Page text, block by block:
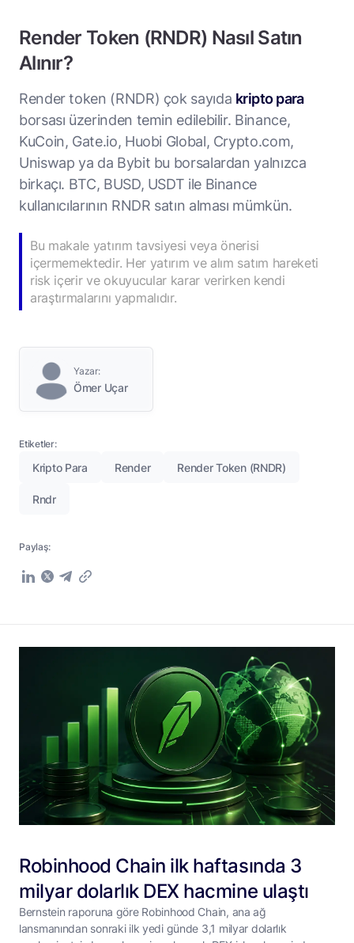
Paylaş:
Render Token (RNDR) Nasıl Satın
Alınır?
Render token (RNDR) çok sayıda kripto para
borsası üzerinden temin edilebilir. Binance,
KuCoin, Gate.io, Huobi Global, Crypto.com,
Uniswap ya da Bybit bu borsalardan yalnızca
birkaçı. BTC, BUSD, USDT ile Binance
kullanıcılarının RNDR satın alması mümkün.
Bu makale yatırım tavsiyesi veya önerisi
içermemektedir. Her yatırım ve alım satım hareketi
risk içerir ve okuyucular karar verirken kendi
araştırmalarını yapmalıdır.
Yazar:
Ömer Uçar
Etiketler:
Kripto Para Render Render Token (RNDR)
Rndr
Robinhood Chain ilk haftasında 3
milyar dolarlık DEX hacmine ulaştı
Bernstein raporuna göre Robinhood Chain, ana ağ
lansmanından sonraki ilk yedi günde 3,1 milyar dolarlık